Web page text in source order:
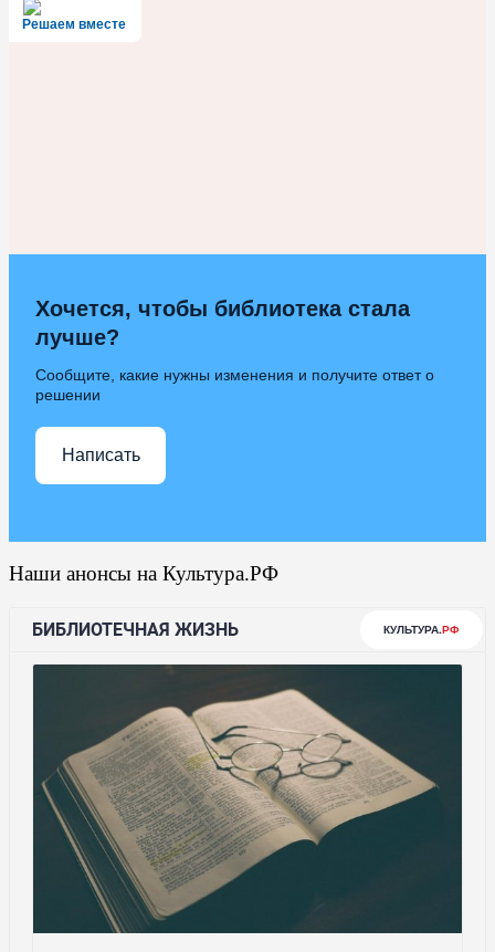
Решаем вместе
Хочется, чтобы библиотека стала
лучше?
Сообщите, какие нужны изменения и получите ответ о
решении
Написать
Наши анонсы на Культура.РФ